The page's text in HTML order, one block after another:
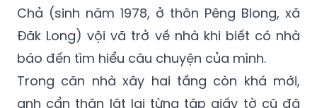
Chả (sinh năm 1978, ở thôn Pêng Blong, xã
Đăk Long) vội vã trở về nhà khi biết có nhà
báo đến tìm hiểu câu chuyện của mình.
Trong căn nhà xây hai tầng còn khá mới,
anh cẩn thận lật lại từng tập giấy tờ cũ đã